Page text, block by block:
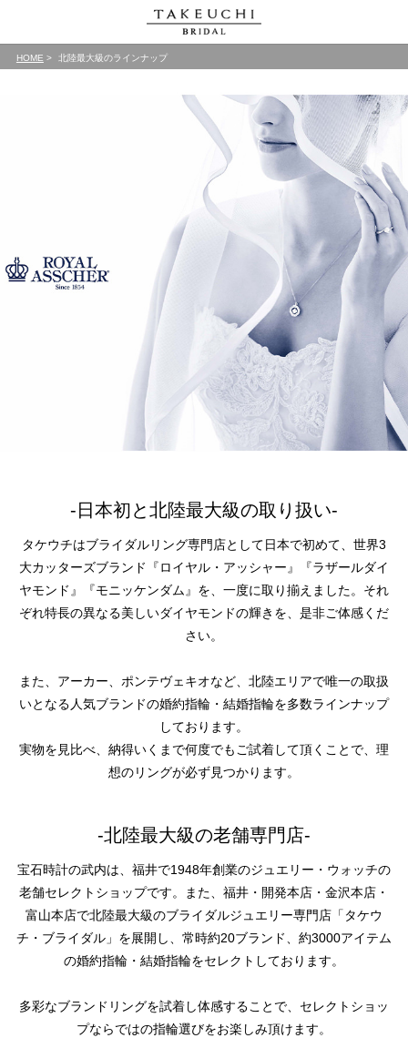
HOME 北陸最大級のラインナップ
-日本初と北陸最大級の取り扱い-
タケウチはブライダルリング専門店として日本で初めて、世界3
大カッターズブランド『ロイヤル・アッシャー』『ラザールダイ
ヤモンド』『モニッケンダム』を、一度に取り揃えました。それ
ぞれ特長の異なる美しいダイヤモンドの輝きを、是非ご体感くだ
さい。
また、アーカー、ポンテヴェキオなど、北陸エリアで唯一の取扱
いとなる人気ブランドの婚約指輪・結婚指輪を多数ラインナップ
しております。
実物を見比べ、納得いくまで何度でもご試着して頂くことで、理
想のリングが必ず見つかります。
-北陸最大級の老舗専門店-
宝石時計の武内は、福井で1948年創業のジュエリー・ウォッチの
老舗セレクトショップです。また、福井・開発本店・金沢本店・
富山本店で北陸最大級のブライダルジュエリー専門店「タケウ
チ・ブライダル」を展開し、常時約20ブランド、約3000アイテム
の婚約指輪・結婚指輪をセレクトしております。
多彩なブランドリングを試着し体感することで、セレクトショッ
プならではの指輪選びをお楽しみ頂けます。